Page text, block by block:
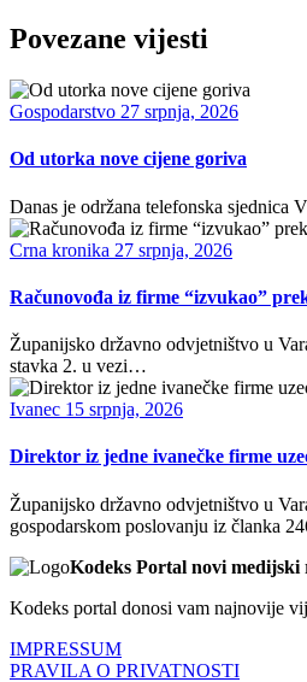
Povezane vijesti
Gospodarstvo 27 srpnja, 2026
Od utorka nove cijene goriva
Danas je održana telefonska sjednica
Crna kronika 27 srpnja, 2026
Računovođa iz firme “izvukao”
Županijsko državno odvjetništvo u
stavka 2. u vezi…
Ivanec 15 srpnja, 2026
Direktor iz jedne ivanečke firme
Županijsko državno odvjetništvo u
gospodarskom poslovanju iz članka
Kodeks Portal novi medijski
Kodeks portal donosi vam najnovije
IMPRESSUM
PRAVILA O PRIVATNOSTI